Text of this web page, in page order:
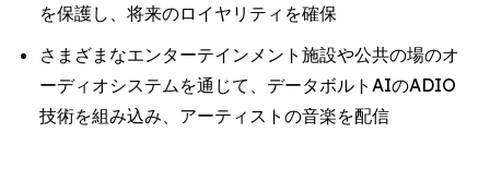
を保護し、将来のロイヤリティを確保
さまざまなエンターテインメント施設や公共の場のオ
ーディオシステムを通じて、データボルトAIのADIO
技術を組み込み、アーティストの音楽を配信